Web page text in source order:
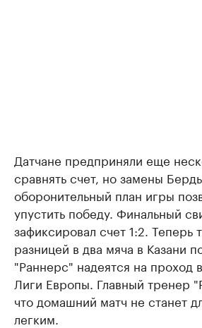
Датчане предприняли еще
сравнять счет, но замены
оборонительный план игры
упустить победу. Финальный
зафиксировал счет 1:2. Теперь
разницей в два мяча в Казани
"Раннерс" надеятся на проход
Лиги Европы. Главный тренер
что домашний матч не станет
легким.